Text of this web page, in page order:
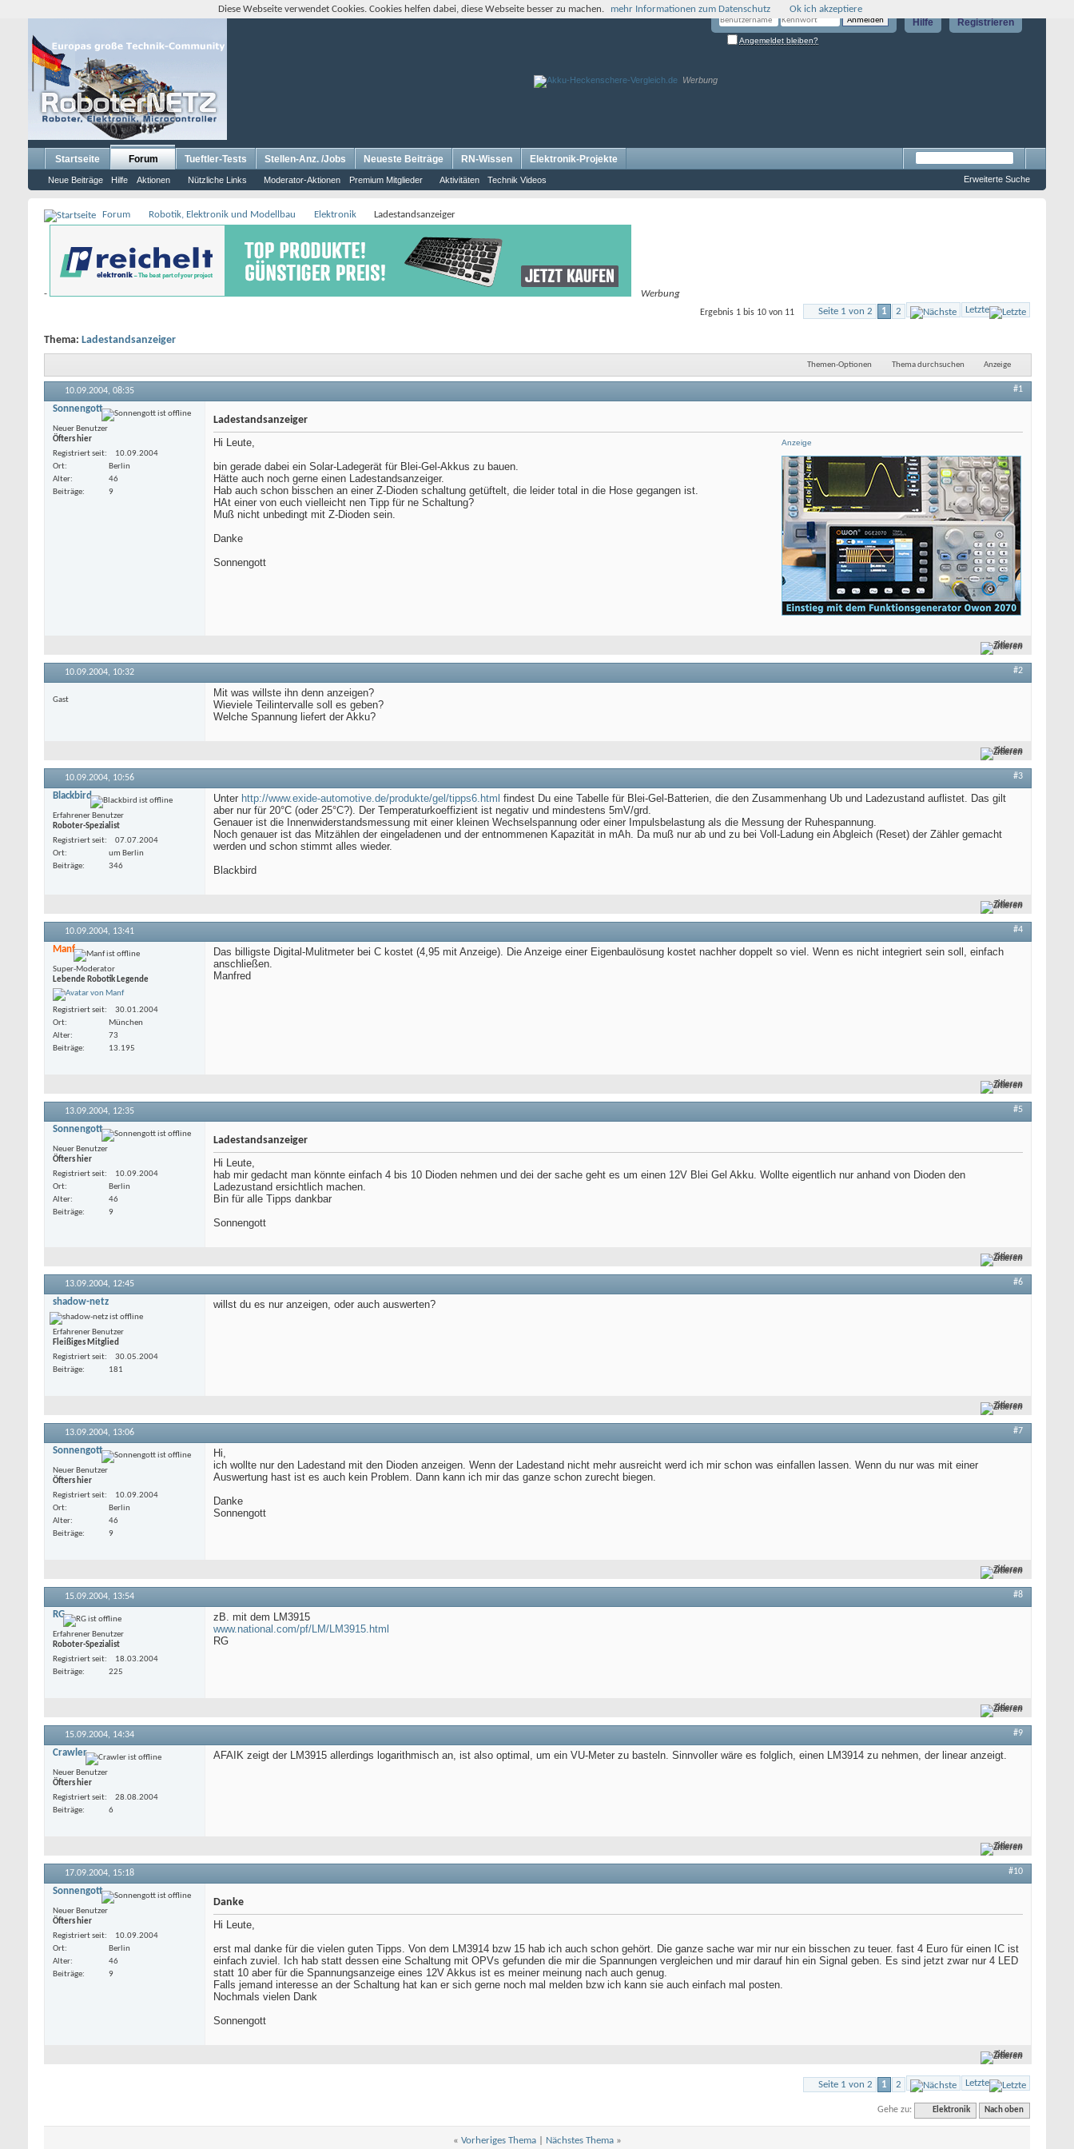
Registrieren
Hilfe
Angemeldet bleiben?
Werbung
Startseite Forum
Neue Beiträge Hilfe Aktionen Nützliche Links Moderator-Aktionen Premium Mitglieder Aktivitäten Technik Videos
Tueftler-Tests Stellen-Anz. /Jobs Neueste Beiträge RN-Wissen Elektronik-Projekte
Erweiterte Suche
Forum Robotik, Elektronik und Modellbau Elektronik Ladestandsanzeiger
-
Werbung
Seite 1 von 2
1 2 Letzte
Ergebnis 1 bis 10 von 11
Thema: Ladestandsanzeiger
Themen-Optionen Thema durchsuchen Anzeige
10.09.2004, 08:35 #1
Sonnengott
Neuer Benutzer
Öfters hier
Registriert seit
10.09.2004
Ort
Berlin
Alter
46
Beiträge
9
Ladestandsanzeiger
Anzeige
Hi Leute,
bin gerade dabei ein Solar-Ladegerät für Blei-Gel-Akkus zu bauen.
Hätte auch noch gerne einen Ladestandsanzeiger.
Hab auch schon bisschen an einer Z-Dioden schaltung getüftelt, die leider total in die Hose gegangen ist.
HAt einer von euch vielleicht nen Tipp für ne Schaltung?
Muß nicht unbedingt mit Z-Dioden sein.
Danke
Sonnengott
Zitieren
10.09.2004, 10:32 #2
Gast
Mit was willste ihn denn anzeigen?
Wieviele Teilintervalle soll es geben?
Welche Spannung liefert der Akku?
Zitieren
10.09.2004, 10:56 #3
Blackbird
Erfahrener Benutzer
Roboter-Spezialist
Registriert seit
07.07.2004
Ort
um Berlin
Beiträge
346
Unter http://www.exide-automotive.de/produkte/gel/tipps6.html findest Du eine Tabelle für Blei-Gel-Batterien, die den Zusammenhang Ub und Ladezustand auflistet. Das gilt
aber nur für 20°C (oder 25°C?). Der Temperaturkoeffizient ist negativ und mindestens 5mV/grd.
Genauer ist die Innenwiderstandsmessung mit einer kleinen Wechselspannung oder einer Impulsbelastung als die Messung der Ruhespannung.
Noch genauer ist das Mitzählen der eingeladenen und der entnommenen Kapazität in mAh. Da muß nur ab und zu bei Voll-Ladung ein Abgleich (Reset) der Zähler gemacht
werden und schon stimmt alles wieder.
Blackbird
Zitieren
10.09.2004, 13:41 #4
Manf
Super-Moderator
Lebende Robotik Legende
Registriert seit
30.01.2004
Ort
München
Alter
73
Beiträge
13.195
Das billigste Digital-Mulitmeter bei C kostet (4,95 mit Anzeige). Die Anzeige einer Eigenbaulösung kostet nachher doppelt so viel. Wenn es nicht integriert sein soll, einfach
anschließen.
Manfred
Zitieren
13.09.2004, 12:35 #5
Sonnengott
Neuer Benutzer
Öfters hier
Registriert seit
10.09.2004
Ort
Berlin
Alter
46
Beiträge
9
Ladestandsanzeiger
Hi Leute,
hab mir gedacht man könnte einfach 4 bis 10 Dioden nehmen und dei der sache geht es um einen 12V Blei Gel Akku. Wollte eigentlich nur anhand von Dioden den
Ladezustand ersichtlich machen.
Bin für alle Tipps dankbar
Sonnengott
Zitieren
13.09.2004, 12:45 #6
shadow-netz
Erfahrener Benutzer
Fleißiges Mitglied
Registriert seit
30.05.2004
Beiträge
181
willst du es nur anzeigen, oder auch auswerten?
Zitieren
13.09.2004, 13:06 #7
Sonnengott
Neuer Benutzer
Öfters hier
Registriert seit
10.09.2004
Ort
Berlin
Alter
46
Beiträge
9
Hi,
ich wollte nur den Ladestand mit den Dioden anzeigen. Wenn der Ladestand nicht mehr ausreicht werd ich mir schon was einfallen lassen. Wenn du nur was mit einer
Auswertung hast ist es auch kein Problem. Dann kann ich mir das ganze schon zurecht biegen.
Danke
Sonnengott
Zitieren
15.09.2004, 13:54 #8
RG
Erfahrener Benutzer
Roboter-Spezialist
Registriert seit
18.03.2004
Beiträge
225
zB. mit dem LM3915
www.national.com/pf/LM/LM3915.html
RG
Zitieren
15.09.2004, 14:34 #9
Crawler
Neuer Benutzer
Öfters hier
Registriert seit
28.08.2004
Beiträge
6
AFAIK zeigt der LM3915 allerdings logarithmisch an, ist also optimal, um ein VU-Meter zu basteln. Sinnvoller wäre es folglich, einen LM3914 zu nehmen, der linear anzeigt.
Zitieren
17.09.2004, 15:18 #10
Sonnengott
Neuer Benutzer
Öfters hier
Registriert seit
10.09.2004
Ort
Berlin
Alter
46
Beiträge
9
Danke
Hi Leute,
erst mal danke für die vielen guten Tipps. Von dem LM3914 bzw 15 hab ich auch schon gehört. Die ganze sache war mir nur ein bisschen zu teuer. fast 4 Euro für einen IC ist
einfach zuviel. Ich hab statt dessen eine Schaltung mit OPVs gefunden die mir die Spannungen vergleichen und mir darauf hin ein Signal geben. Es sind jetzt zwar nur 4 LED
statt 10 aber für die Spannungsanzeige eines 12V Akkus ist es meiner meinung nach auch genug.
Falls jemand interesse an der Schaltung hat kan er sich gerne noch mal melden bzw ich kann sie auch einfach mal posten.
Nochmals vielen Dank
Sonnengott
Zitieren
Seite 1 von 2 1 2 Letzte
Gehe zu: Elektronik Nach oben
« Vorheriges Thema| Nächstes Thema »
Diese Webseite verwendet Cookies. Cookies helfen dabei, diese Webseite besser zu machen. mehr Informationen zum Datenschutz Ok ich akzeptiere